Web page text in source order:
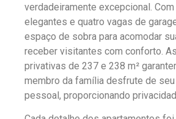
verdadeiramente excepcional.
elegantes e quatro vagas de
espaço de sobra para acomodar
receber visitantes com conforto.
privativas de 237 e 238 m²
membro da família desfrute de
pessoal, proporcionando